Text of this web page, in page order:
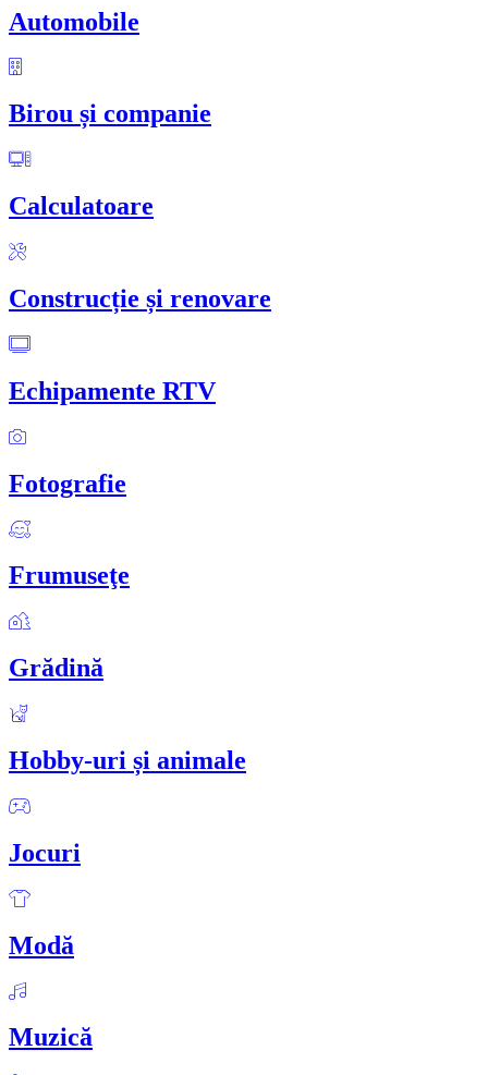
Automobile
Birou și companie
Calculatoare
Construcție și renovare
Echipamente RTV
Fotografie
Frumuseţe
Grădină
Hobby-uri și animale
Jocuri
Modă
Muzică